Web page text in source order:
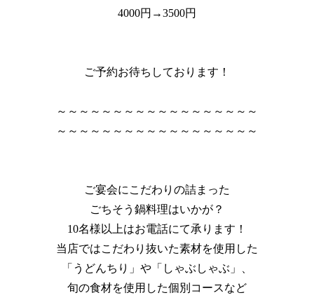
4000円→3500円
ご予約お待ちしております！
～～～～～～～～～～～～～～～～～～
～～～～～～～～～～～～～～～～～～
ご宴会にこだわりの詰まった
ごちそう鍋料理はいかが？
10名様以上はお電話にて承ります！
当店ではこだわり抜いた素材を使用した
「うどんちり」や「しゃぶしゃぶ」、
旬の食材を使用した個別コースなど